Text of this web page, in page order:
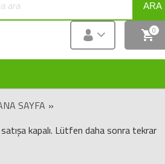
ARA
0
SAYFA »
kapalı. Lütfen daha sonra tekrar